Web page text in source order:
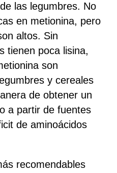
las legumbres. No
en metionina, pero
altos. Sin
tienen poca lisina,
son
y cereales
de obtener un
a partir de fuentes
de aminoácidos
recomendables